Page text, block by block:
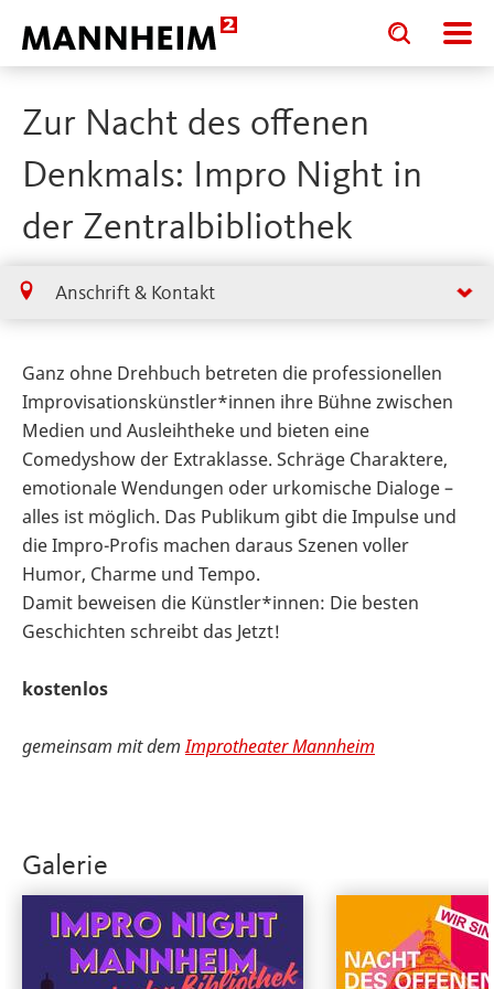
Toggle
search
input
Toggle
search
input
Zur Nacht des offenen
Denkmals: Impro Night in
der Zentralbibliothek
Anschrift & Kontakt
Ganz ohne Drehbuch betreten die professionellen
Improvisationskünstler*innen ihre Bühne zwischen
Medien und Ausleihtheke und bieten eine
Comedyshow der Extraklasse. Schräge Charaktere,
emotionale Wendungen oder urkomische Dialoge –
alles ist möglich. Das Publikum gibt die Impulse und
die Impro-Profis machen daraus Szenen voller
Humor, Charme und Tempo.
Damit beweisen die Künstler*innen: Die besten
Geschichten schreibt das Jetzt!
kostenlos
gemeinsam mit demImprotheater Mannheim
Galerie